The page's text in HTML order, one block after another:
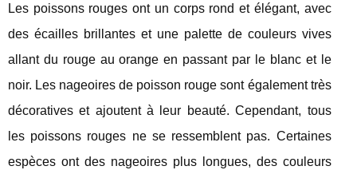
Les poissons rouges ont un corps rond et élégant, avec
des écailles brillantes et une palette de couleurs vives
allant du rouge au orange en passant par le blanc et le
noir. Les nageoires de poisson rouge sont également très
décoratives et ajoutent à leur beauté. Cependant, tous
les poissons rouges ne se ressemblent pas. Certaines
espèces ont des nageoires plus longues, des couleurs